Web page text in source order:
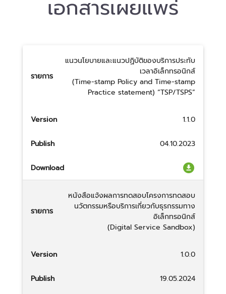
เอกสารเผยแพร่
รายการ
แนวนโยบายและแนวปฏิบัติของบริการประทับ
เวลาอิเล็กทรอนิกส์
(Time-stamp Policy and Time-stamp
Practice statement) “TSP/TSPS”
Version 1.1.0
Publish 04.10.2023
Download
รายการ
หนังสือแจ้งผลการทดสอบโครงการทดสอบ
นวัตกรรมหรือบริการเกี่ยวกับธุรกรรมทาง
อิเล็กทรอนิกส์
(Digital Service Sandbox)
Version 1.0.0
Publish 19.05.2024